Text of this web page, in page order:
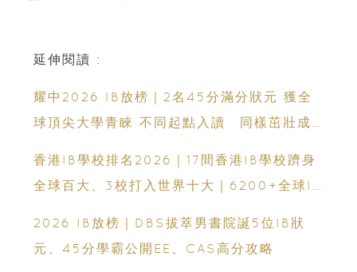
延伸閱讀 :
耀中2026 IB放榜｜2名45分滿分狀元 獲全
球頂尖大學青睞 不同起點入讀 同樣茁壯成
香港IB學校排名2026｜17間香港IB學校躋身
全球百大、3校打入世界十大｜6200+全球IB
2026 IB放榜｜DBS拔萃男書院誕5位IB狀
元、45分學霸公開EE、CAS高分攻略